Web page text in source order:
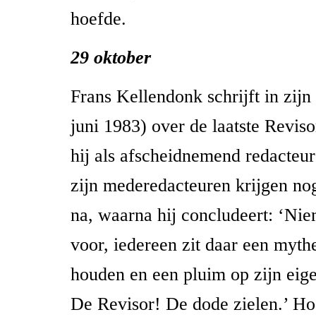
hoefde.
29 oktober
Frans Kellendonk schrijft in zijn
juni 1983) over de laatste
hij als afscheidnemend
zijn mederedacteuren krijgen
na, waarna hij concludeert:
voor, iedereen zit daar een
houden en een pluim op zijn
De Revisor! De dode zielen.’